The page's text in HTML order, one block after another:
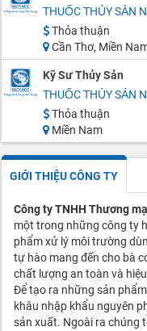
THUỐC THỦY SẢN
Thỏa thuận
Cần Thơ, Miền
Kỹ Sư Thủy Sản
THUỐC THỦY SẢN
Thỏa thuận
Miền Nam
GIỚI THIỆU CÔNG TY
Công ty TNHH Thương
một trong những công ty
phẩm xử lý môi trường
tự hào mang đến cho bà
chất lượng an toàn và
Để tạo ra những sản
khâu nhập khẩu nguyên
sản xuất. Ngoài ra chúng